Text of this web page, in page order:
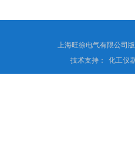
上海旺徐电气有限公司
技术支持：
化工仪